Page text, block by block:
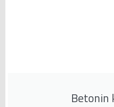
Betonin